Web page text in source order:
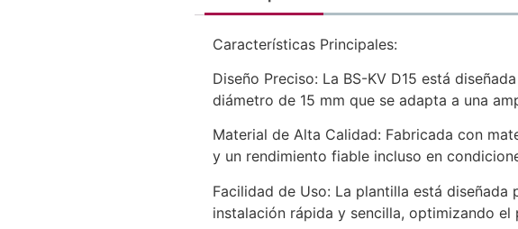
Características Principales:
Diseño Preciso: La BS-KV D15 está
diámetro de 15 mm que se adapta a una
Material de Alta Calidad: Fabricada con
y un rendimiento fiable incluso en
Facilidad de Uso: La plantilla está
instalación rápida y sencilla, optimizando